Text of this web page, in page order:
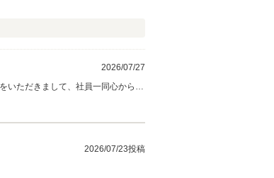
2026/07/27
いただきまして、社員一同心から感
2026/07/23投稿